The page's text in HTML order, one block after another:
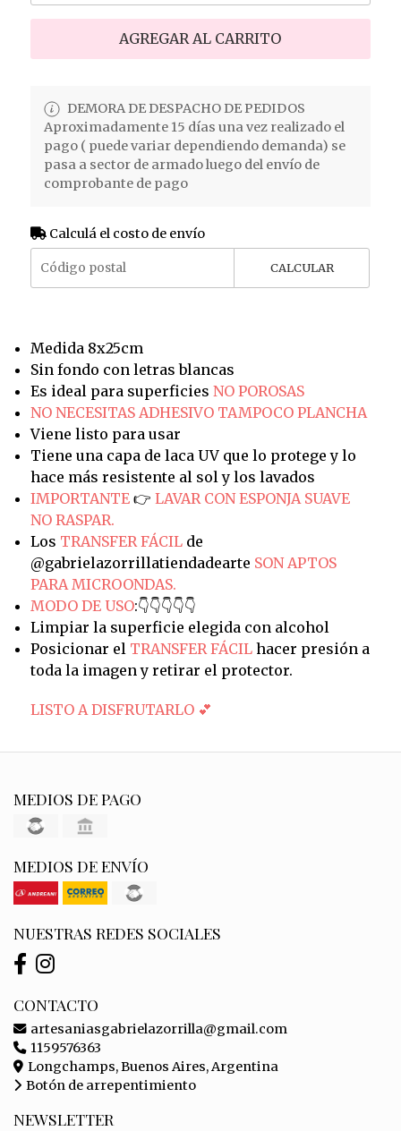
AGREGAR AL CARRITO
DEMORA DE DESPACHO DE PEDIDOS
Aproximadamente 15 días una vez realizado el
pago ( puede variar dependiendo demanda) se
pasa a sector de armado luego del envío de
comprobante de pago
Calculá el costo de envío
CALCULAR
Medida 8x25cm
Sin fondo con letras blancas
Es ideal para superficies NO POROSAS
NO NECESITAS ADHESIVO TAMPOCO PLANCHA
Viene listo para usar
Tiene una capa de laca UV que lo protege y lo
hace más resistente al sol y los lavados
IMPORTANTE 👉 LAVAR CON ESPONJA SUAVE
NO RASPAR.
Los TRANSFER FÁCILde
@gabrielazorrillatiendadearte SON APTOS
PARA MICROONDAS.
MODO DE USO:👇👇👇👇👇
Limpiar la superficie elegida con alcohol
Posicionar el TRANSFER FÁCILhacer presión a
toda la imagen y retirar el protector.
LISTO A DISFRUTARLO 💕
MEDIOS DE PAGO
MEDIOS DE ENVÍO
NUESTRAS REDES SOCIALES
CONTACTO
artesaniasgabrielazorrilla@gmail.com
1159576363
Longchamps, Buenos Aires, Argentina
Botón de arrepentimiento
NEWSLETTER